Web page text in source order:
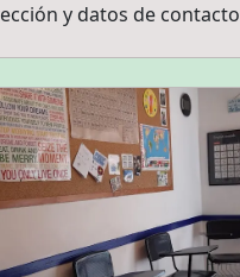
y datos de contacto